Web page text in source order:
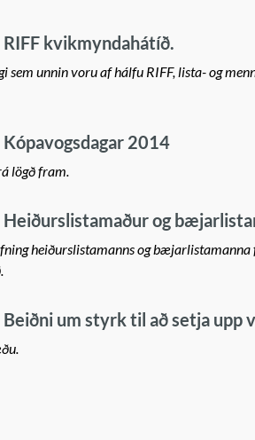
RIFF kvikmyndahátíð.
sem unnin voru af hálfu RIFF, lista- og
Kópavogsdagar 2014
lögð fram.
Heiðurslistamaður og
heiðurslistamanns og
Beiðni um styrk til að setja upp